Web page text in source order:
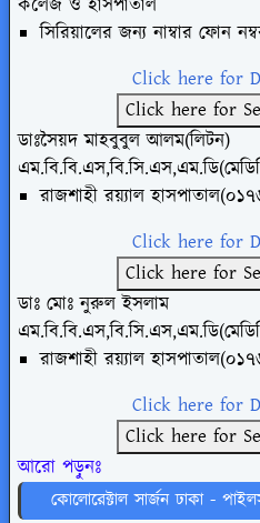
সিরিয়ালের জন্য নাম্বার ফোন
Click here for
Click here for
ডাঃসৈয়দ মাহবুবুল আলম(লিটন)
রাজশাহী রয়্যাল
Click here for
Click here for
ডাঃ মোঃ নুরুল ইসলাম
রাজশাহী রয়্যাল
Click here for
Click here for
আরো পড়ুনঃ
কোলোরেক্টাল সার্জন ঢাকা -